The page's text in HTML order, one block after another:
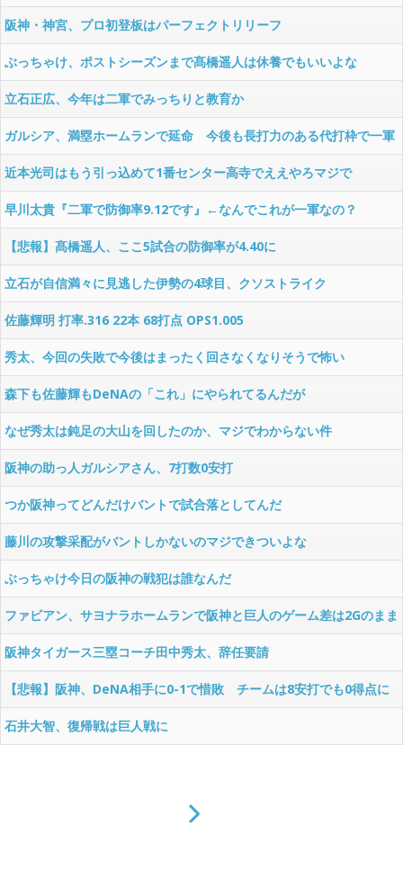
件
阪神・神宮、プロ初登板はパーフェクトリリーフ
ぶっちゃけ、ポストシーズンまで髙橋遥人は休養でもいいよな
立石正広、今年は二軍でみっちりと教育か
ガルシア、満塁ホームランで延命 今後も長打力のある代打枠で一軍
帯同か
近本光司はもう引っ込めて1番センター高寺でええやろマジで
早川太貴『二軍で防御率9.12です』←なんでこれが一軍なの？
【悲報】髙橋遥人、ここ5試合の防御率が4.40に
立石が自信満々に見逃した伊勢の4球目、クソストライク
wwwwwwwww
佐藤輝明 打率.316 22本 68打点 OPS1.005
秀太、今回の失敗で今後はまったく回さなくなりそうで怖い
森下も佐藤輝もDeNAの「これ」にやられてるんだが
なぜ秀太は鈍足の大山を回したのか、マジでわからない件
阪神の助っ人ガルシアさん、7打数0安打
つか阪神ってどんだけバントで試合落としてんだ
藤川の攻撃采配がバントしかないのマジできついよな
ぶっちゃけ今日の阪神の戦犯は誰なんだ
ファビアン、サヨナラホームランで阪神と巨人のゲーム差は2Gのまま
wwwwww
阪神タイガース三塁コーチ田中秀太、辞任要請
【悲報】阪神、DeNA相手に0-1で惜敗 チームは8安打でも0得点に
石井大智、復帰戦は巨人戦に